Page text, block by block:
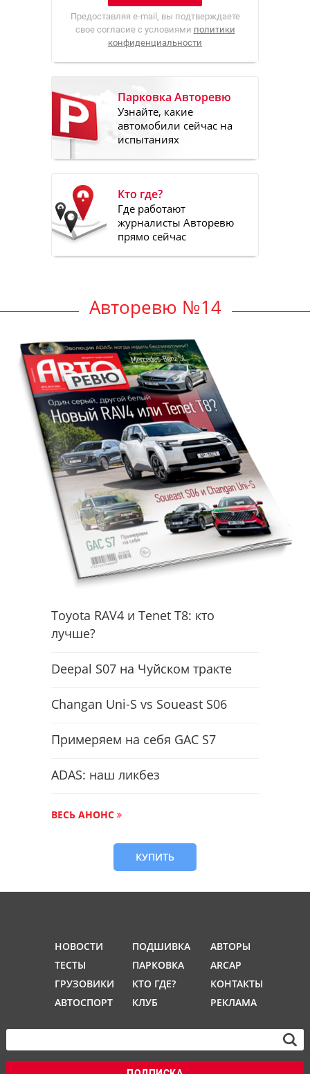
Предоставляя e-mail, вы подтверждаете
свое согласие с условиями политики
конфиденциальности
Парковка Авторевю
Узнайте, какие
автомобили сейчас на
испытаниях
Кто где?
Где работают
журналисты Авторевю
прямо сейчас
Авторевю №14
Toyota RAV4 и Tenet T8: кто
лучше?
Deepal S07 на Чуйском тракте
Changan Uni-S vs Soueast S06
Примеряем на себя GAC S7
ADAS: наш ликбез
ВЕСЬ АНОНС
КУПИТЬ
НОВОСТИ
ТЕСТЫ
ГРУЗОВИКИ
АВТОСПОРТ
ПОДШИВКА
ПАРКОВКА
КТО ГДЕ?
КЛУБ
АВТОРЫ
ARCAP
КОНТАКТЫ
РЕКЛАМА